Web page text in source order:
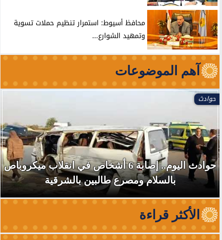
محافظ أسيوط: استمرار تنظيم حملات تسوية
وتمهيد الشوارع...
آهم الموضوعات
حوادث
حوادث اليوم.. إصابة 6 أشخاص في انقلاب ميكروباص
بالسلام ومصرع طالبين بالشرقية
الأكثر قراءة